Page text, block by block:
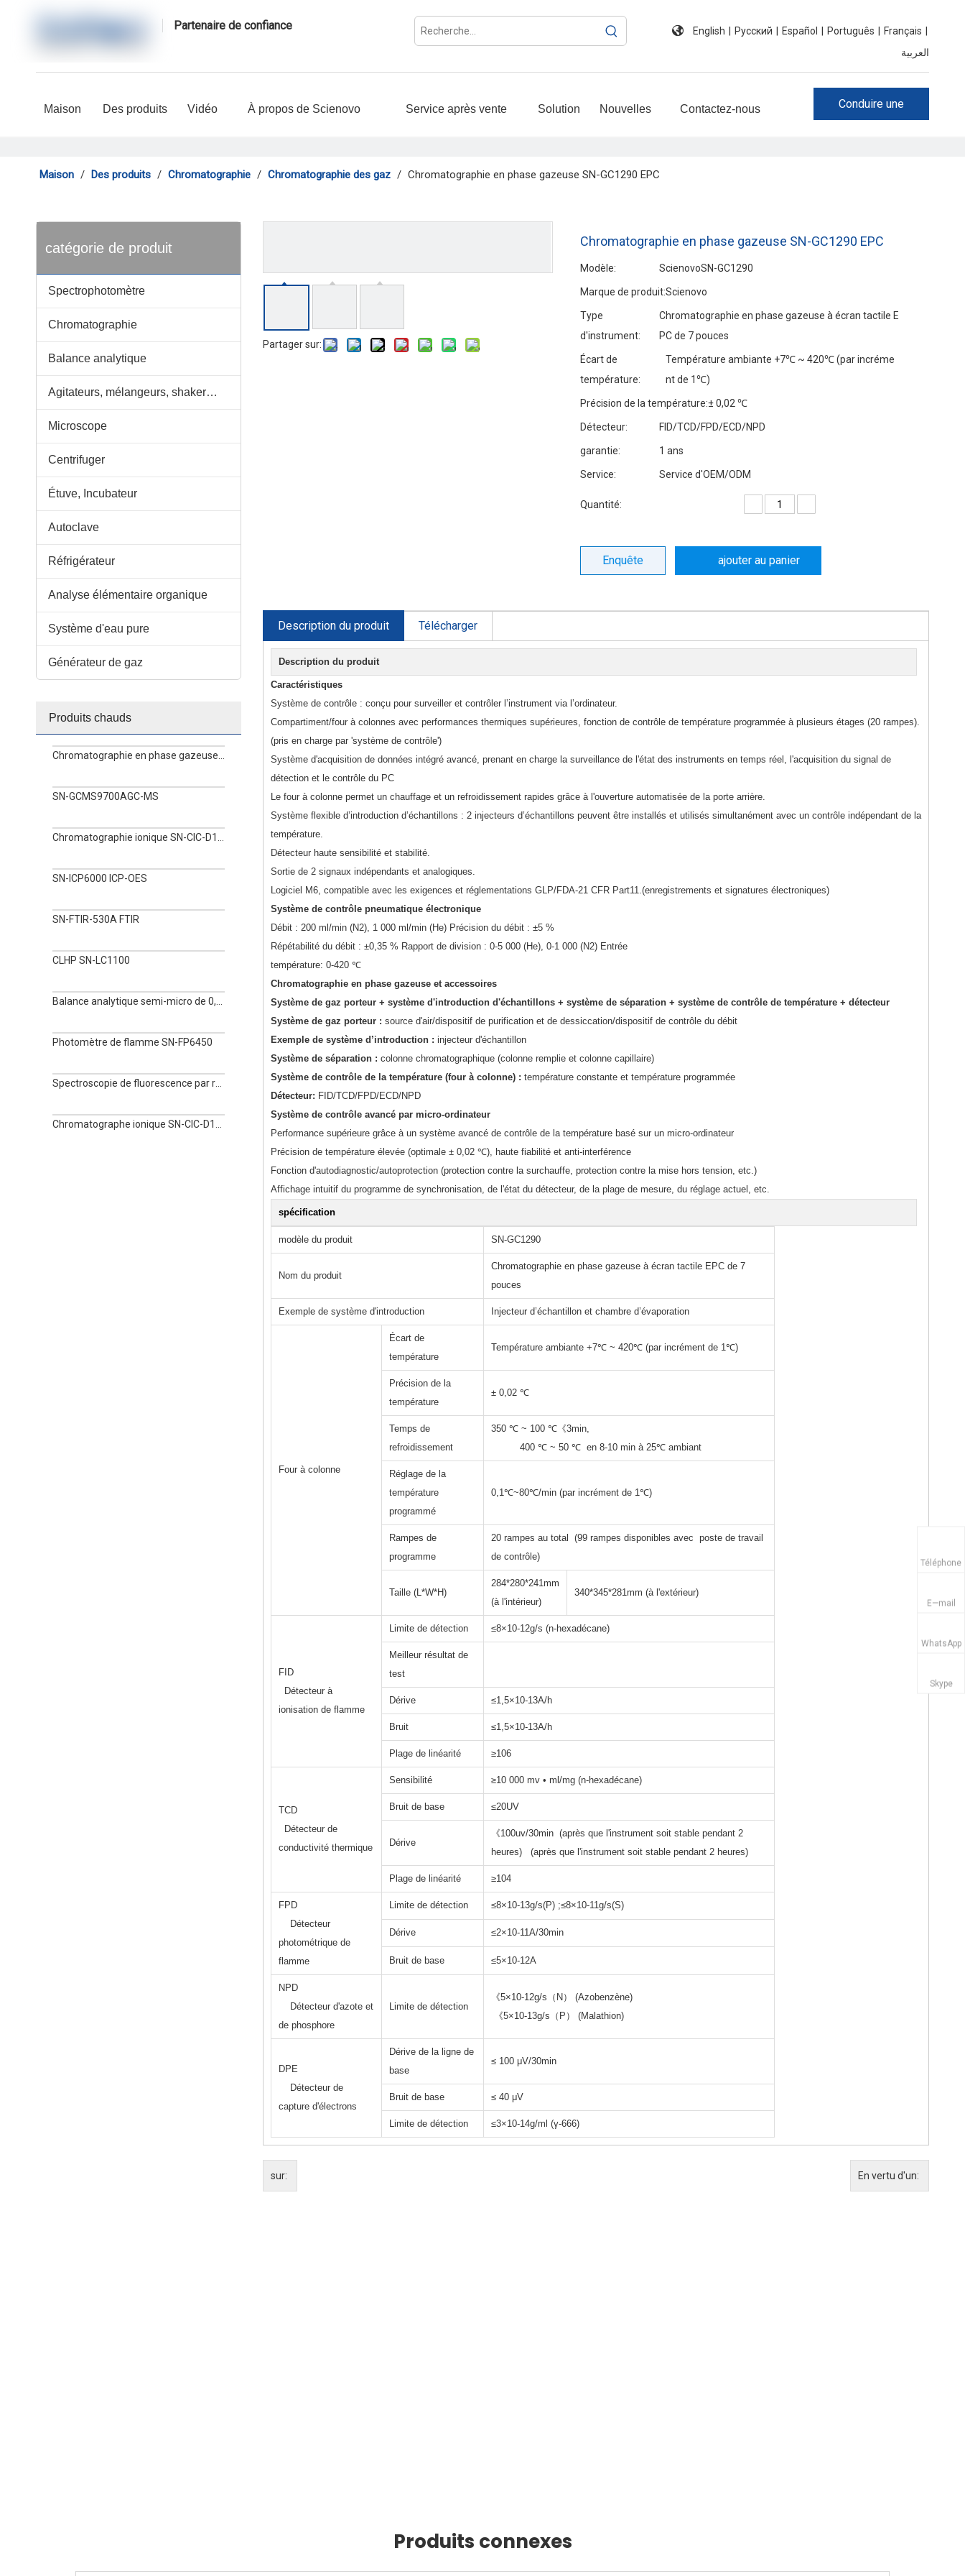
Partenaire de confiance English Pусский Español Português Français
العربية
Maison Des produits Vidéo À propos de Scienovo Service après vente Solution Nouvelles Contactez-nous Conduire une
Maison / Des produits / Chromatographie / Chromatographie des gaz / Chromatographie en phase gazeuse SN-GC1290 EPC
catégorie de produit
Spectrophotomètre
Chromatographie
Balance analytique
Agitateurs, mélangeurs, shakers, pipettes
Microscope
Centrifuger
Étuve, Incubateur
Autoclave
Réfrigérateur
Analyse élémentaire organique
Système d'eau pure
Générateur de gaz
Produits chauds
SN-GCMS9700AGC-MS
SN-ICP6000 ICP-OES
SN-FTIR-530A FTIR
CLHP SN-LC1100
Photomètre de flamme SN-FP6450
Partager sur:
Chromatographie en phase gazeuse SN-GC1290 EPC
Modèle: ScienovoSN-GC1290
Marque de produit:Scienovo
Type
d'instrument:
Chromatographie en phase gazeuse à écran tactile E
PC de 7 pouces
Écart de
température:
Température ambiante +7℃ ~ 420℃ (par incréme
nt de 1℃)
Précision de la température:± 0,02 ℃
Détecteur: FID/TCD/FPD/ECD/NPD
garantie: 1 ans
Service: Service d'OEM/ODM
Quantité:
Enquête ajouter au panier
Description du produit Télécharger
Description du produit
Caractéristiques
Système de contrôle : conçu pour surveiller et contrôler l’instrument via l’ordinateur.
Compartiment/four à colonnes avec performances thermiques supérieures, fonction de contrôle de température programmée à plusieurs étages (20 rampes).
(pris en charge par 'système de contrôle')
Système d'acquisition de données intégré avancé, prenant en charge la surveillance de l'état des instruments en temps réel, l'acquisition du signal de
détection et le contrôle du PC
Le four à colonne permet un chauffage et un refroidissement rapides grâce à l'ouverture automatisée de la porte arrière.
Système flexible d’introduction d’échantillons : 2 injecteurs d’échantillons peuvent être installés et utilisés simultanément avec un contrôle indépendant de la
température.
Détecteur haute sensibilité et stabilité.
Sortie de 2 signaux indépendants et analogiques.
Logiciel M6, compatible avec les exigences et réglementations GLP/FDA-21 CFR Part11.(enregistrements et signatures électroniques)
Système de contrôle pneumatique électronique
Débit : 200 ml/min (N2), 1 000 ml/min (He) Précision du débit : ±5 %
Répétabilité du débit : ±0,35 % Rapport de division : 0-5 000 (He), 0-1 000 (N2) Entrée
température: 0-420 ℃
Chromatographie en phase gazeuse et accessoires
Système de gaz porteur + système d'introduction d'échantillons + système de séparation + système de contrôle de température + détecteur
Système de gaz porteur : source d'air/dispositif de purification et de dessiccation/dispositif de contrôle du débit
Exemple de système d’introduction : injecteur d'échantillon
Système de séparation : colonne chromatographique (colonne remplie et colonne capillaire)
Système de contrôle de la température (four à colonne) : température constante et température programmée
Détecteur: FID/TCD/FPD/ECD/NPD
Système de contrôle avancé par micro-ordinateur
Performance supérieure grâce à un système avancé de contrôle de la température basé sur un micro-ordinateur
Précision de température élevée (optimale ± 0,02 ℃), haute fiabilité et anti-interférence
Fonction d'autodiagnostic/autoprotection (protection contre la surchauffe, protection contre la mise hors tension, etc.)
Affichage intuitif du programme de synchronisation, de l'état du détecteur, de la plage de mesure, du réglage actuel, etc.
spécification
modèle du produit SN-GC1290
Nom du produit
Chromatographie en phase gazeuse à écran tactile EPC de 7
pouces
Exemple de système d'introduction Injecteur d’échantillon et chambre d’évaporation
Four à colonne
Écart de
température
Température ambiante +7℃ ~ 420℃ (par incrément de 1℃)
Précision de la
température
± 0,02 ℃
Temps de
refroidissement
350 ℃ ~ 100 ℃《3min,
400 ℃ ~ 50 ℃ en 8-10 min à 25℃ ambiant
Réglage de la
température
programmé
0,1℃~80℃/min (par incrément de 1℃)
Rampes de
programme
20 rampes au total (99 rampes disponibles avec poste de travail
de contrôle)
Taille (L*W*H)
284*280*241mm
(à l'intérieur)
340*345*281mm (à l'extérieur)
FID
Détecteur à
ionisation de flamme
Limite de détection ≤8×10-12g/s (n-hexadécane)
Meilleur résultat de
test
Dérive ≤1,5×10-13A/h
Bruit ≤1,5×10-13A/h
Plage de linéarité ≥106
TCD
Détecteur de
conductivité thermique
Sensibilité ≥10 000 mv • ml/mg (n-hexadécane)
Bruit de base ≤20UV
Dérive
《100uv/30min (après que l'instrument soit stable pendant 2
heures) (après que l'instrument soit stable pendant 2 heures)
Plage de linéarité ≥104
FPD
Détecteur
photométrique de
flamme
Limite de détection ≤8×10‐13g/s(P) ;≤8×10‐11g/s(S)
Dérive ≤2×10‐11A/30min
Bruit de base ≤5×10‐12A
NPD
Détecteur d'azote et
de phosphore
Limite de détection
《5×10-12g/s（N） (Azobenzène)
《5×10-13g/s（P） (Malathion)
DPE
Détecteur de
capture d'électrons
Dérive de la ligne de
base
≤ 100 μV/30min
Bruit de base ≤ 40 μV
Limite de détection ≤3×10-14g/ml (γ-666)
sur: En vertu d'un:
Produits connexes
Téléphone
E—mail
WhatsApp
Skype